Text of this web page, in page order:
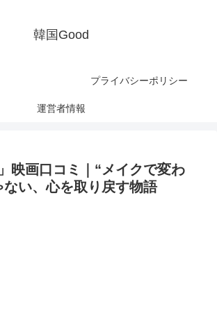
韓国Good
プライバシーポリシー
運営者情報
映画口コミ｜“メイクで変わ
ない、心を取り戻す物語